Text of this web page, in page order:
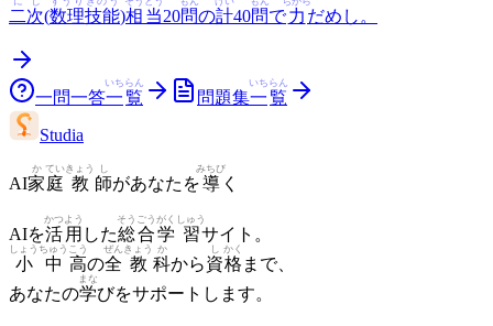
二次(数理技能)相当20問の計40問で力 だめし。
一問一答一
いち
覧
らん
問題集一
いち
覧
らん
Studia
AI家
か
庭
てい
教
きょう
師
し
があなたを導
みちび
く
AIを活
かつ
用
よう
した総
そう
合
ごう
学
がく
習
しゅう
サイト。
小
しょう
中
ちゅう
高
こう
の全
ぜん
教
きょう
科
か
から資
し
格
かく
まで、
あなたの学
まな
びをサポートします。